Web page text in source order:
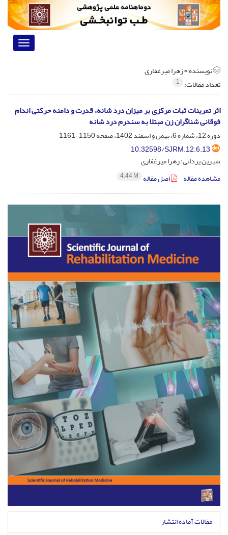
Toggle
نویسنده =زهرا میرغفاری
تعداد مقالات: 1
اثر تمرینات ثبات مرکزی بر میزان درد شانه، قدرت و دامنه حرکتی اندام
فوقانی شناگران زن مبتلا به سندرم درد شانه
دوره 12، شماره 6، بهمن و اسفند 1402، صفحه
1150-1161
10.32598/SJRM.12.6.13
شیرین یزدانی؛ زهرا میرغفاری
مشاهده مقاله
اصل مقاله 4.44 M
مقالات آماده انتشار